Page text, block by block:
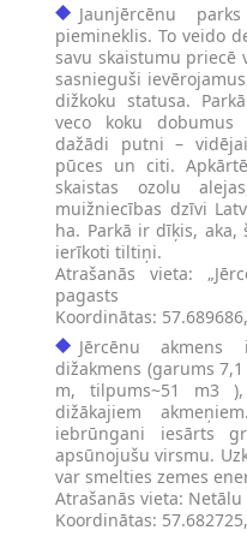
Jaunjērcēnu
piemineklis. To veido
savu skaistumu priecē
sasnieguši
dižkoku statusa.
veco koku
dažādi putni –
pūces un citi.
skaistas ozolu
muižniecības dzīvi
ha. Parkā ir dīķis,
ierīkoti tiltiņi.
Atrašanās vieta:
pagasts
Koordinātas:
Jērcēnu
dižakmens (garums
m, tilpums~51 m3
dižākajiem
iebrūngani iesārts
apsūnojušu virsmu.
var smelties zemes
Atrašanās vieta: Netālu
Koordinātas: